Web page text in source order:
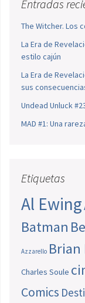
Entradas
The Witcher. Los
La Era de
estilo cajún
La Era de
sus
Undead Unluck
MAD #1: Una
Etiquetas
Al Ewing
Batman
Azzarello Brian
Charles Soule
Comics